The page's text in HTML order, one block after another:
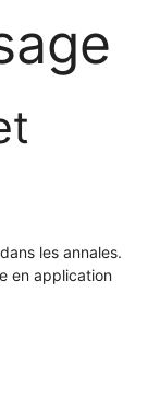
les annales.
en application